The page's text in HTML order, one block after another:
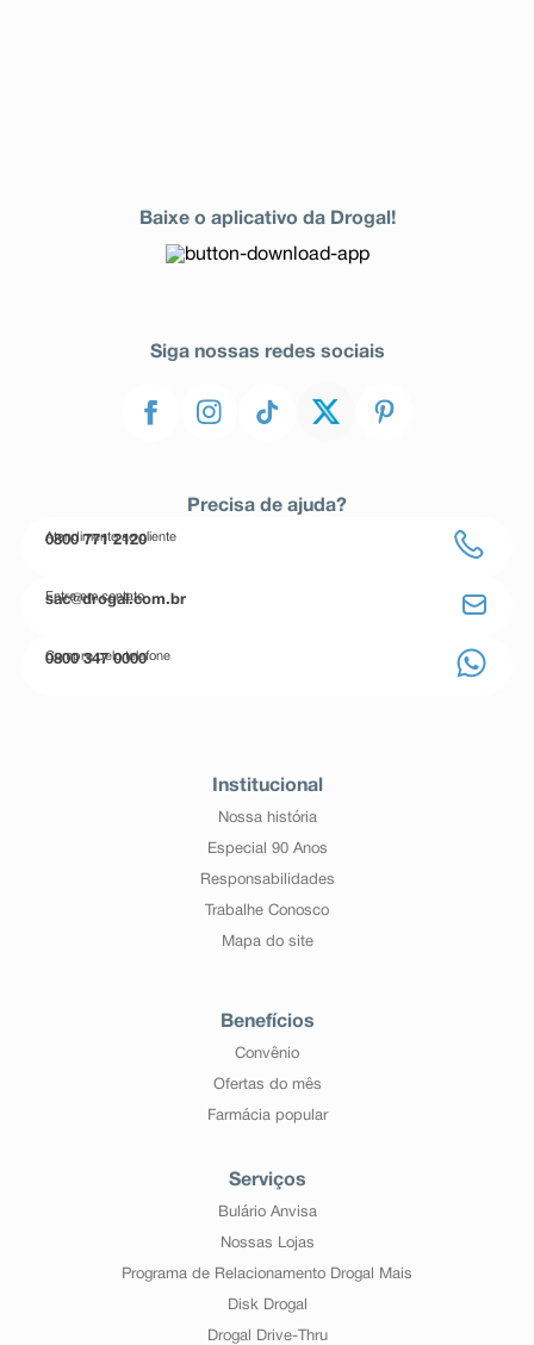
Baixe o aplicativo da Drogal!
Siga nossas redes sociais
Precisa de ajuda?
Atendimento ao cliente
0800 771 2120
Entre em contato
sac@drogal.com.br
Compre pelo telefone
0800 347 0000
Institucional
Nossa história
Especial 90 Anos
Responsabilidades
Trabalhe Conosco
Mapa do site
Benefícios
Convênio
Ofertas do mês
Farmácia popular
Serviços
Bulário Anvisa
Nossas Lojas
Programa de Relacionamento Drogal Mais
Disk Drogal
Drogal Drive-Thru